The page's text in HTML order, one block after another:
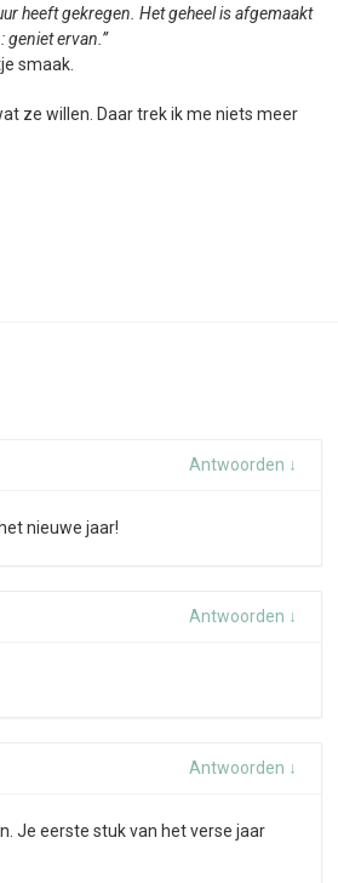
heeft gekregen. Het geheel is afgemaakt
geniet ervan.”
smaak.
ze willen. Daar trek ik me niets meer
Antwoorden ↓
nieuwe jaar!
Antwoorden ↓
Antwoorden ↓
Je eerste stuk van het verse jaar